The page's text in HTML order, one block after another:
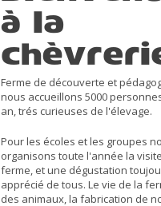
à la
Ferme de découverte et
nous accueillons 5000
an, trés curieuses de l'élevage.
Pour les écoles et les groupes
organisons toute l'année la
ferme, et une dégustation
apprécié de tous. Le vie de la
des animaux, la fabrication de